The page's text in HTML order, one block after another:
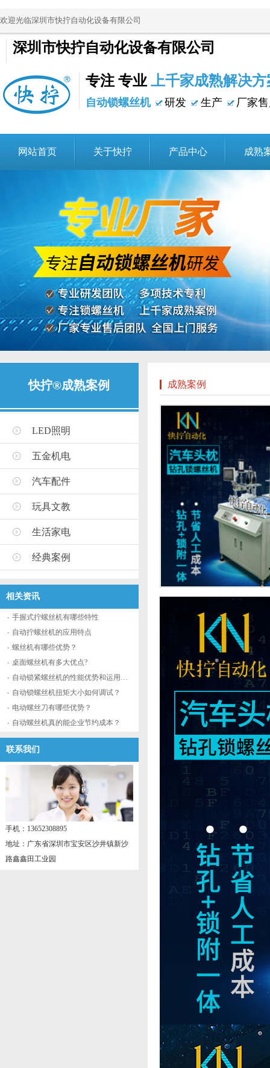
欢迎光临深圳市快拧自动化设备有限公司
深圳市快拧自动化设备有限公司
专注 专业 上千家成熟解决方
自动锁螺丝机 研发 生产 厂家
网站首页 关于快拧 产品中心 成熟
快拧®成熟案例
LED照明
五金机电
汽车配件
玩具文教
生活家电
经典案例
相关资讯
手握式拧螺丝机有哪些特性
自动拧螺丝机的应用特点
螺丝机有哪些优势？
桌面螺丝机有多大优点?
自动锁紧螺丝机的性能优势和运用流程
自动锁螺丝机扭矩大小如何调试？
电动螺丝刀有哪些优势？
自动螺丝机真的能企业节约成本？
联系我们
手机：13652308895
地址：广东省深圳市宝安区沙井镇新沙
路鑫鑫田工业园
成熟案例